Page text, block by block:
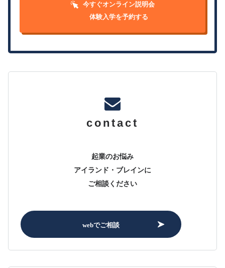
今すぐオンライン説明会
体験入学を予約する
contact
起業のお悩み
アイランド・ブレインに
ご相談ください
webでご相談